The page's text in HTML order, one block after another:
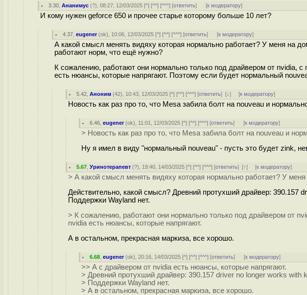
3.30 ,Ананимус (?), 08:27, 12/03/2025 [^] [^^] [^^^] [ответить] [к модератору]
И кому нужен geforce 650 и прочее старье которому больше 10 лет?
4.37 ,eugener(ok), 10:06, 12/03/2025 [^] [^^] [^^^] [ответить] [к модератору]
А какой смысл менять видяху которая нормально работает? У меня на
работают норм, что ещё нужно?
К сожалению, работают они нормально только под драйвером от nvidia,
есть нюансы, которые напрягают. Поэтому если будет нормальный
5.42 ,Аноним (42), 10:43, 12/03/2025 [^] [^^] [^^^] [ответить][↓] [к модератору]
Новость как раз про то, что Mesa забила болт на ­nouveau и
6.46 ,eugener(ok), 11:01, 12/03/2025 [^] [^^] [^^^] [ответить] [к модератору]
> Новость как раз про то, что Mesa забила болт на ­nouveau и
Ну я имел в виду "нормальный nouveau" - пусть это будет zink,
5.67 ,Уринотерапевт (?), 19:40, 14/03/2025 [^] [^^] [^^^] [ответить][↑] [к модератору]
> А какой смысл менять видяху которая нормально работает? У
Действительно, какой смысл? Древний протухший драйвер: 390.157
Поддержки Wayland нет.
> К сожалению, работают они нормально только под драйвером от
nvidia есть нюансы, которые напрягают.
А в остальном, прекрасная маркиза, все хорошо.
6.68 ,eugener(ok), 20:16, 14/03/2025 [^] [^^] [^^^] [ответить] [к модератору]
>> А с драйвером от nvidia есть нюансы, которые напрягают.
> Древний протухший драйвер: 390.157 driver no longer works with
> Поддержки Wayland нет.
> А в остальном, прекрасная маркиза, все хорошо.